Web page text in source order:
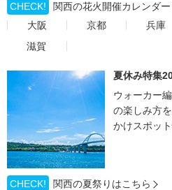
CHECK!
関西の花火開催カレンダー
大阪
京都 兵庫
滋賀
夏休み特集
ウォーカー
の楽しみ方
かけスポッ
CHECK!
関西の夏祭りはこちら